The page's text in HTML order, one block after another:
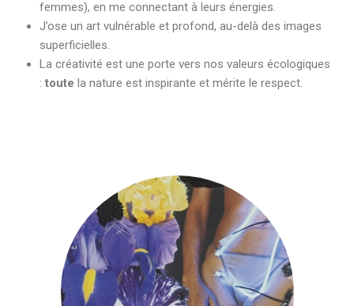
femmes), en me connectant à leurs énergies.
J’ose un art vulnérable et profond, au-delà des images
superficielles.
La créativité est une porte vers nos valeurs écologiques
: toute la nature est inspirante et mérite le respect.